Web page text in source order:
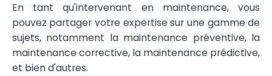
En tant qu'intervenant en maintenance, vous
pouvez partager votre expertise sur une gamme de
sujets, notamment la maintenance préventive, la
maintenance corrective, la maintenance prédictive,
et bien d'autres.